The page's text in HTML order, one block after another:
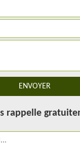
rappelle